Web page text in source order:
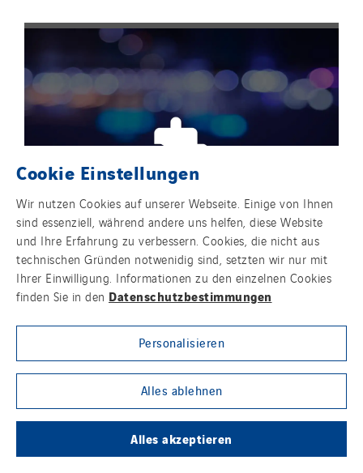
Cookies für soziale Netzwerke.
Cookie Einstellungen
Wir nutzen Cookies auf unserer Webseite. Einige von Ihnen
sind essenziell, während andere uns helfen, diese Website
und Ihre Erfahrung zu verbessern. Cookies, die nicht aus
technischen Gründen notwenidig sind, setzten wir nur mit
Ihrer Einwilligung. Informationen zu den einzelnen Cookies
finden Sie in den Datenschutzbestimmungen
Personalisieren
Alles ablehnen
Alles akzeptieren